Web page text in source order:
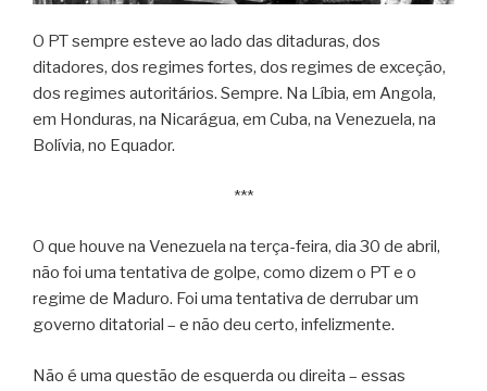
O PT sempre esteve ao lado das ditaduras, dos
ditadores, dos regimes fortes, dos regimes de exceção,
dos regimes autoritários. Sempre. Na Líbia, em Angola,
em Honduras, na Nicarágua, em Cuba, na Venezuela, na
Bolívia, no Equador.
***
O que houve na Venezuela na terça-feira, dia 30 de abril,
não foi uma tentativa de golpe, como dizem o PT e o
regime de Maduro. Foi uma tentativa de derrubar um
governo ditatorial – e não deu certo, infelizmente.
Não é uma questão de esquerda ou direita – essas